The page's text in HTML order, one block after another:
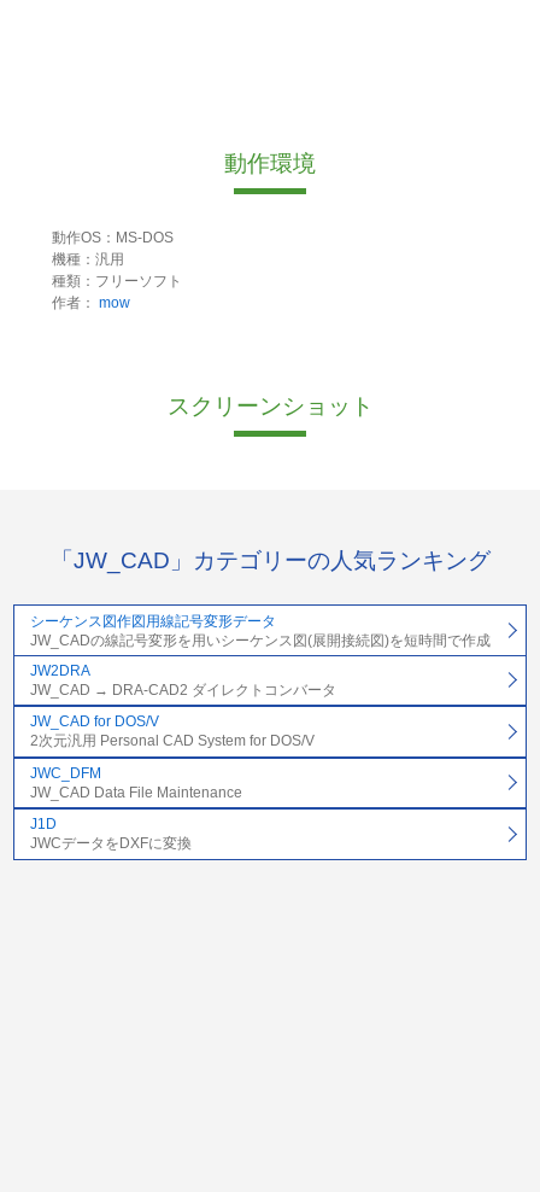
動作環境
動作OS：MS-DOS
機種：汎用
種類：フリーソフト
作者： mow
スクリーンショット
「JW_CAD」カテゴリーの人気ランキング
シーケンス図作図用線記号変形データ
JW_CADの線記号変形を用いシーケンス図(展開接続図)を短時間で作成
JW2DRA
JW_CAD → DRA-CAD2 ダイレクトコンバータ
JW_CAD for DOS/V
2次元汎用 Personal CAD System for DOS/V
JWC_DFM
JW_CAD Data File Maintenance
J1D
JWCデータをDXFに変換